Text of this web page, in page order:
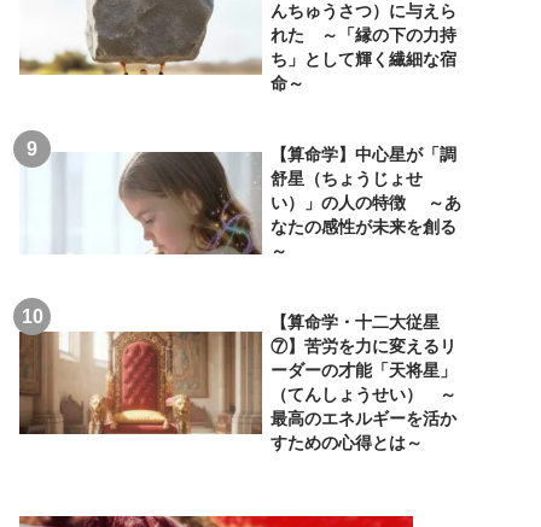
んちゅうさつ）に与えら
れた ～「縁の下の力持
ち」として輝く繊細な宿
命～
【算命学】中心星が「調
舒星（ちょうじょせ
い）」の人の特徴 ～あ
なたの感性が未来を創る
～
【算命学・十二大従星
⑦】苦労を力に変えるリ
ーダーの才能「天将星」
（てんしょうせい） ～
最高のエネルギーを活か
すための心得とは～